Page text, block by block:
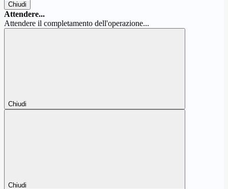
Chiudi
Attendere...
Attendere il completamento dell'operazione...
Chiudi
Chiudi